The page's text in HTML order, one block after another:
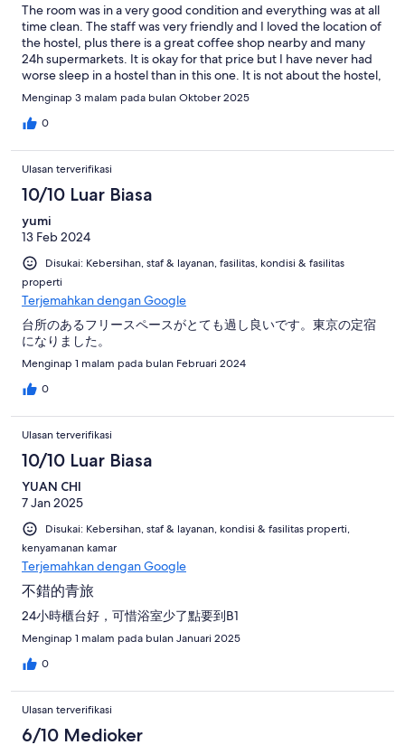
The room was in a very good condition and everything was at all
time clean. The staff was very friendly and I loved the location of
the hostel, plus there is a great coffee shop nearby and many
24h supermarkets. It is okay for that price but I have never had
worse sleep in a hostel than in this one. It is not about the hostel,
it is about the people who sleep there and are extremely
reckless when they get in the room at night.
Menginap 3 malam pada bulan Oktober 2025
0
Ulasan terverifikasi
10/10 Luar Biasa
yumi
13 Feb 2024
Disukai: Kebersihan, staf & layanan, fasilitas, kondisi & fasilitas
properti
Terjemahkan dengan Google
台所のあるフリースペースがとても過し良いです。東京の定宿
になりました。
Menginap 1 malam pada bulan Februari 2024
0
Ulasan terverifikasi
10/10 Luar Biasa
YUAN CHI
7 Jan 2025
Disukai: Kebersihan, staf & layanan, kondisi & fasilitas properti,
kenyamanan kamar
Terjemahkan dengan Google
不錯的青旅
24小時櫃台好，可惜浴室少了點要到B1
Menginap 1 malam pada bulan Januari 2025
0
Ulasan terverifikasi
6/10 Medioker